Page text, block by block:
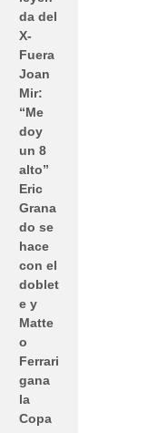
da del
X-
Fuera
Joan
Mir:
“Me
doy
un 8
alto”
Eric
Grana
do se
hace
con el
doblet
e y
Matte
o
Ferrari
gana
la
Copa